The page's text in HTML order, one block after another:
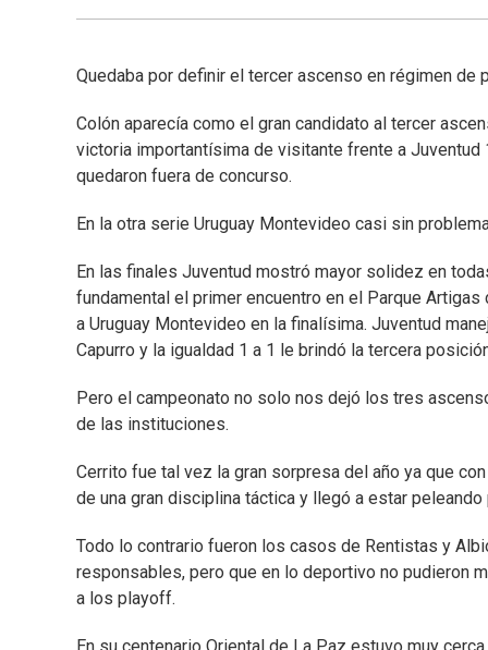
Quedaba por definir el tercer ascenso en régimen de
Colón aparecía como el gran candidato al tercer
victoria importantísima de visitante frente a Juventud
quedaron fuera de concurso.
En la otra serie Uruguay Montevideo casi sin
En las finales Juventud mostró mayor solidez en
fundamental el primer encuentro en el Parque
a Uruguay Montevideo en la finalísima. Juventud
Capurro y la igualdad 1 a 1 le brindó la tercera
Pero el campeonato no solo nos dejó los tres
de las instituciones.
Cerrito fue tal vez la gran sorpresa del año ya que
de una gran disciplina táctica y llegó a estar
Todo lo contrario fueron los casos de Rentistas y
responsables, pero que en lo deportivo no pudieron
a los playoff.